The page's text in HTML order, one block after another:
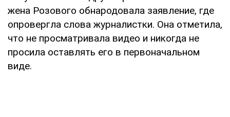
жена Розового обнародовала заявление, где
опровергла слова журналистки. Она отметила,
что не просматривала видео и никогда не
просила оставлять его в первоначальном
виде.